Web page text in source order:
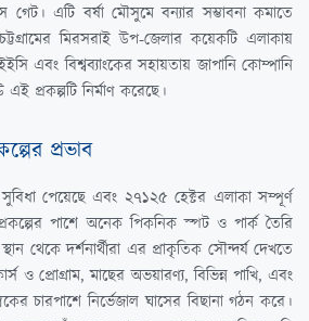
গেট। এটি বর্ষা মৌসুমে বন্যার সম্ভাবনা কমাতে
মিরসরাই উপ-জেলার কয়েকটি এলাকায়
এবং বিশ্বব্যাংকের সহায়তায় জাপানি কোম্পানি
নির্মাণ করেছে।
প্রভাব
পেয়েছে এবং ২৭১২৫ হেক্টর এলাকা সম্পূর্ণ
পাশে অনেক পিকনিক স্পট ও পার্ক তৈরি
থেকে দর্শনার্থীরা এর প্রাকৃতিক সৌন্দর্য দেখতে
ও প্রোগ্রাম, মাছের অভয়ারণ্য, বিভিন্ন পাখি, এবং
চারপাশে নির্ভেজাল ঘাসের বিছানা গঠন করে।